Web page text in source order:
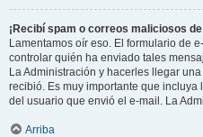
¡Recibí spam o correos maliciosos
Lamentamos oír eso. El formulario de
controlar quién ha enviado tales
La Administración y hacerles llegar
recibió. Es muy importante que
del usuario que envió el e-mail. La
Arriba